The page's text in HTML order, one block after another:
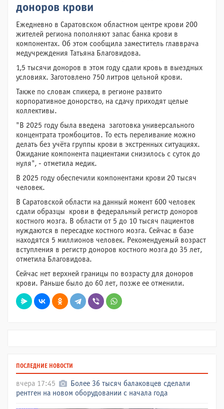
доноров крови
Ежедневно в Саратовском областном центре крови 200
жителей региона пополняют запас банка крови в
компонентах. Об этом сообщила заместитель главврача
медучреждения Татьяна Благовидова.
1,5 тысячи доноров в этом году сдали кровь в выездных
условиях. Заготовлено 750 литров цельной крови.
Также по словам спикера, в регионе развито
корпоративное донорство, на сдачу приходят целые
коллективы.
"В 2025 году была введена заготовка универсального
концентрата тромбоцитов. То есть переливание можно
делать без учёта группы крови в экстренных ситуациях.
Ожидание компонента пациентами снизилось с суток до
нуля", - отметила медик.
В 2025 году обеспечили компонентами крови 20 тысяч
человек.
В Саратовской области на данный момент 600 человек
сдали образцы крови в федеральный регистр доноров
костного мозга. В области от 5 до 10 тысяч пациентов
нуждаются в пересадке костного мозга. Сейчас в базе
находятся 5 миллионов человек. Рекомендуемый возраст
вступления в регистр доноров костного мозга до 35 лет,
отметила Благовидова.
Сейчас нет верхней границы по возрасту для доноров
крови. Раньше было до 60 лет, позже ее отменили.
ПОСЛЕДНИЕ НОВОСТИ
вчера 17:45
Более 36 тысяч балаковцев сделали
рентген на новом оборудовании с начала года